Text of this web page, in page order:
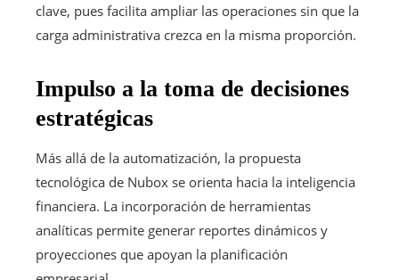
clave, pues facilita ampliar las operaciones sin que la
carga administrativa crezca en la misma proporción.
Impulso a la toma de decisiones
estratégicas
Más allá de la automatización, la propuesta
tecnológica de Nubox se orienta hacia la inteligencia
financiera. La incorporación de herramientas
analíticas permite generar reportes dinámicos y
proyecciones que apoyan la planificación